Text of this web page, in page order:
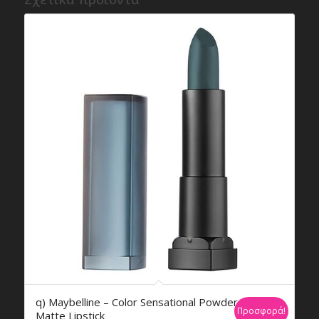
q) Maybelline – Color Sensational Powder
Matte Lipstick
Προσφορά!